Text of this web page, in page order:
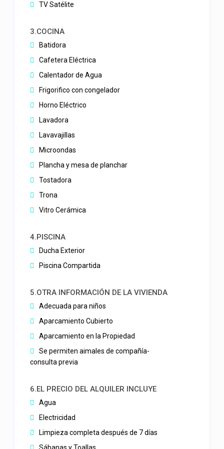
TV Satélite
3.COCINA
Batidora
Cafetera Eléctrica
Calentador de Agua
Frigorifico con congelador
Horno Eléctrico
Lavadora
Lavavajillas
Microondas
Plancha y mesa de planchar
Tostadora
Trona
Vitro Cerámica
4.PISCINA
Ducha Exterior
Piscina Compartida
5.OTRA INFORMACIÓN DE LA VIVIENDA
Adecuada para niños
Aparcamiento Cubierto
Aparcamiento en la Propiedad
Se permiten aimales de compañía-
consulta previa
6.EL PRECIO DEL ALQUILER INCLUYE
Agua
Electricidad
Limpieza completa después de 7 días